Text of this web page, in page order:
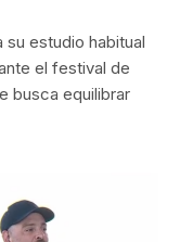
su estudio habitual
el festival de
busca equilibrar